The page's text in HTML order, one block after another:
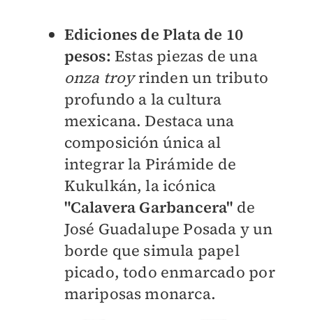
Ediciones de Plata de 10
pesos: Estas piezas de una
onza troyrinden un tributo
profundo a la cultura
mexicana. Destaca una
composición única al
integrar la Pirámide de
Kukulkán, la icónica
"Calavera Garbancera" de
José Guadalupe Posada y un
borde que simula papel
picado, todo enmarcado por
mariposas monarca.